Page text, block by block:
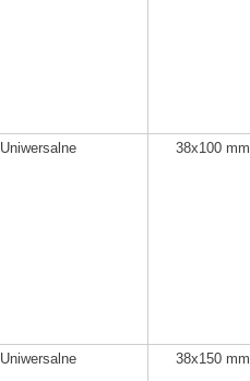
Uniwersalne 38x100 mm
Uniwersalne 38x150 mm